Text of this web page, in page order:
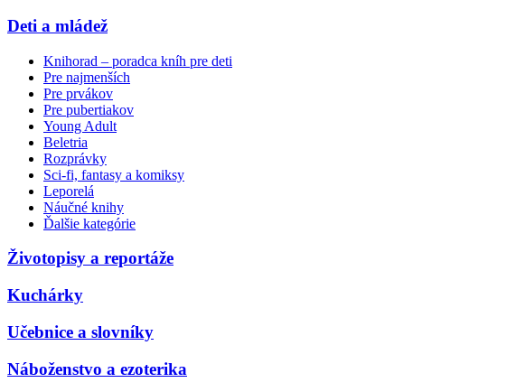
Deti a mládež
Knihorad – poradca kníh pre deti
Pre najmenších
Pre prvákov
Pre pubertiakov
Young Adult
Beletria
Rozprávky
Sci-fi, fantasy a komiksy
Leporelá
Náučné knihy
Ďalšie kategórie
Životopisy a reportáže
Kuchárky
Učebnice a slovníky
Náboženstvo a ezoterika